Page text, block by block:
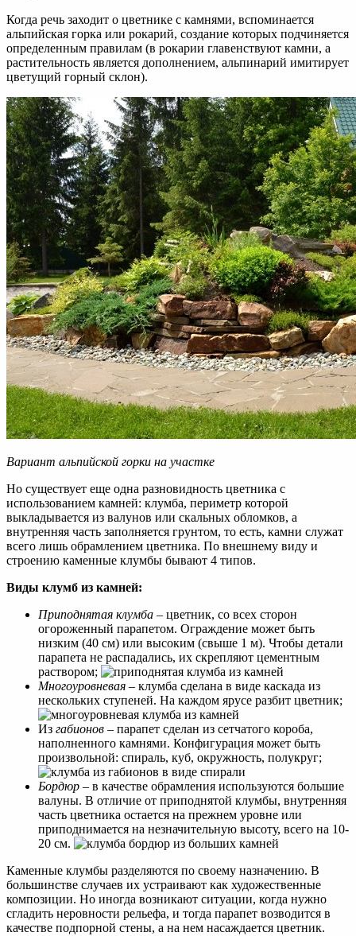
Когда речь заходит о цветнике с камнями, вспоминается
альпийская горка или рокарий, создание которых подчиняется
определенным правилам (в рокарии главенствуют камни, а
растительность является дополнением, альпинарий имитирует
цветущий горный склон).
Вариант альпийской горки на участке
Но существует еще одна разновидность цветника с
использованием камней: клумба, периметр которой
выкладывается из валунов или скальных обломков, а
внутренняя часть заполняется грунтом, то есть, камни служат
всего лишь обрамлением цветника. По внешнему виду и
строению каменные клумбы бывают 4 типов.
Виды клумб из камней:
Приподнятая клумба – цветник, со всех сторон
огороженный парапетом. Ограждение может быть
низким (40 см) или высоким (свыше 1 м). Чтобы детали
парапета не распадались, их скрепляют цементным
раствором;
Многоуровневая – клумба сделана в виде каскада из
нескольких ступеней. На каждом ярусе разбит цветник;
Из габионов – парапет сделан из сетчатого короба,
наполненного камнями. Конфигурация может быть
произвольной: спираль, куб, окружность, полукруг;
Бордюр – в качестве обрамления используются большие
валуны. В отличие от приподнятой клумбы, внутренняя
часть цветника остается на прежнем уровне или
приподнимается на незначительную высоту, всего на 10-
20 см.
Каменные клумбы разделяются по своему назначению. В
большинстве случаев их устраивают как художественные
композиции. Но иногда возникают ситуации, когда нужно
сгладить неровности рельефа, и тогда парапет возводится в
качестве подпорной стены, а на нем насаждается цветник.